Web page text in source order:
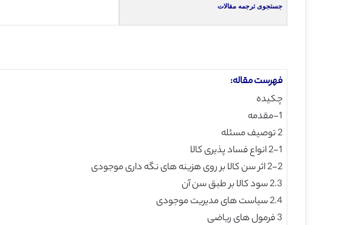
جستجوی ترجمه مقالات
فهرست مقاله:
چکیده
1-مقدمه
2 توصیف مسئله
2-1 انواع فساد پذیری کالا
2-2 اثر سن کالا بر روی هزینه های نگه داری موجودی
2.3 سود کالا بر طبق سن آن
2.4 سیاست های مدیریت موجودی
3 فرمول های ریاضی